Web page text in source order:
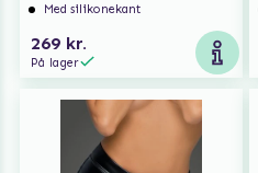
Med silikonekant
269 kr.
På lager